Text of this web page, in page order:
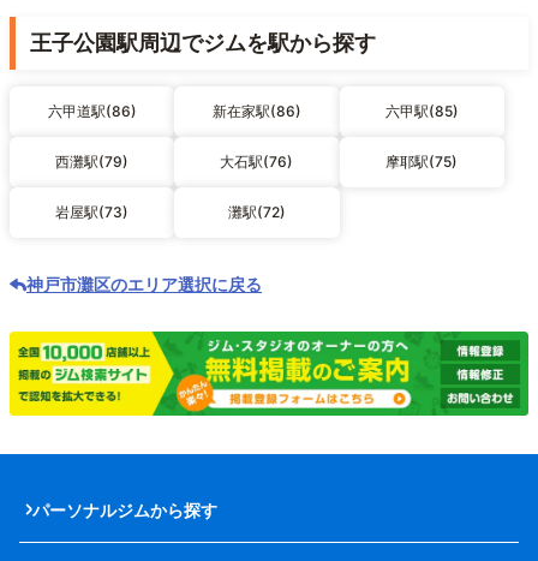
王子公園駅周辺でジムを駅から探す
六甲道駅(86) 新在家駅(86) 六甲駅(85)
西灘駅(79) 大石駅(76) 摩耶駅(75)
岩屋駅(73) 灘駅(72)
神戸市灘区のエリア選択に戻る
パーソナルジムから探す